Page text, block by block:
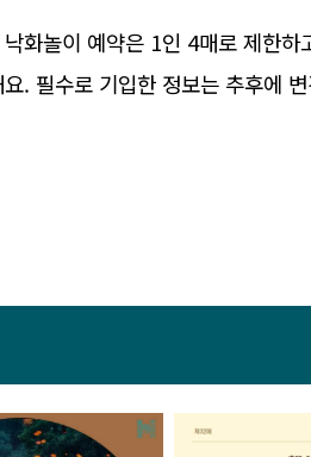
화놀이 예약은 1인 4매로 제한하
. 필수로 기입한 정보는 추후에